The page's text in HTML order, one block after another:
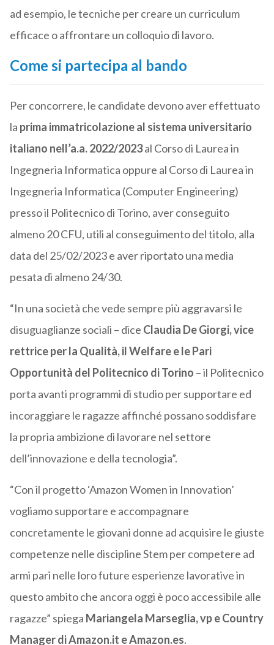
ad esempio, le tecniche per creare un curriculum
efficace o affrontare un colloquio di lavoro.
Come si partecipa al bando
Per concorrere, le candidate devono aver effettuato
la prima immatricolazione al sistema universitario
italiano nell’a.a. 2022/2023al Corso di Laurea in
Ingegneria Informatica oppure al Corso di Laurea in
Ingegneria Informatica (Computer Engineering)
presso il Politecnico di Torino, aver conseguito
almeno 20 CFU, utili al conseguimento del titolo, alla
data del 25/02/2023 e aver riportato una media
pesata di almeno 24/30.
“In una società che vede sempre più aggravarsi le
disuguaglianze sociali – dice Claudia De Giorgi, vice
rettrice per la Qualità, il Welfare e le Pari
Opportunità del Politecnico di Torino – il Politecnico
porta avanti programmi di studio per supportare ed
incoraggiare le ragazze affinché possano soddisfare
la propria ambizione di lavorare nel settore
dell’innovazione e della tecnologia”.
“Con il progetto ‘Amazon Women in Innovation’
vogliamo supportare e accompagnare
concretamente le giovani donne ad acquisire le giuste
competenze nelle discipline Stem per competere ad
armi pari nelle loro future esperienze lavorative in
questo ambito che ancora oggi è poco accessibile alle
ragazze” spiega Mariangela Marseglia, vp e Country
Manager di Amazon.it e Amazon.es.